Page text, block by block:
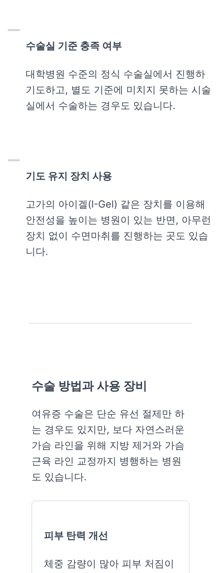
수술실 기준 충족 여부
대학병원 수준의 정식 수술실에서 진행하
기도하고, 별도 기준에 미치지 못하는 시술
실에서 수술하는 경우도 있습니다.
기도 유지 장치 사용
고가의 아이겔(I-Gel) 같은 장치를 이용해
안전성을 높이는 병원이 있는 반면, 아무런
장치 없이 수면마취를 진행하는 곳도 있습
니다.
수술 방법과 사용 장비
여유증 수술은 단순 유선 절제만 하
는 경우도 있지만, 보다 자연스러운
가슴 라인을 위해 지방 제거와 가슴
근육 라인 교정까지 병행하는 병원
도 있습니다.
피부 탄력 개선
체중 감량이 많아 피부 처짐이